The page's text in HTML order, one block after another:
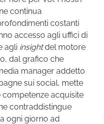
continua
costanti
accesso agli uffici di
agli insightdel motore
dal grafico che
manager addetto
sui social, mette
competenze acquisite
contraddistingue
ogni giorno ad